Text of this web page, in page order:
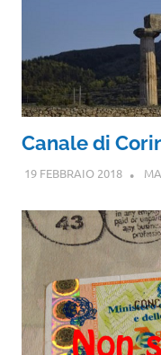
Canale di
19 FEBBRAIO 2018